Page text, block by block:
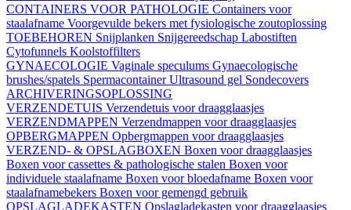
CONTAINERS VOOR PATHOLOGIE Containers voor
staalafname Voorgevulde bekers met fysiologische zoutoplossing
TOEBEHOREN Snijplanken Snijgereedschap Labostiften
Cytofunnels Koolstoffilters
GYNAECOLOGIE Vaginale speculums Gynaecologische
brushes/spatels SpermacontainerUltrasound gel Sondecovers
ARCHIVERINGSOPLOSSING
VERZENDETUIS Verzendetuis voor draagglaasjes
VERZENDMAPPEN Verzendmappen voor draagglaasjes
OPBERGMAPPEN Opbergmappen voor draagglaasjes
VERZEND- & OPSLAGBOXEN Boxen voor draagglaasjes
Boxen voor cassettes & pathologische stalen Boxen voor
individuele staalafname Boxen voor bloedafname Boxen voor
staalafnamebekers Boxen voor gemengd gebruik
OPSLAGLADEKASTEN Opslagladekasten voor draagglaasjes